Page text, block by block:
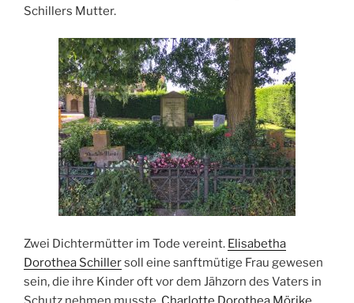
Schillers Mutter.
Zwei Dichtermütter im Tode vereint. Elisabetha
Dorothea Schillersoll eine sanftmütige Frau gewesen
sein, die ihre Kinder oft vor dem Jähzorn des Vaters in